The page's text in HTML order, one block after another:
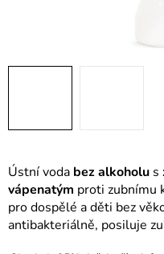
Ústní voda bez alkoholu s
vápenatým proti zubnímu
pro dospělé a děti bez
antibakteriálně, posiluje